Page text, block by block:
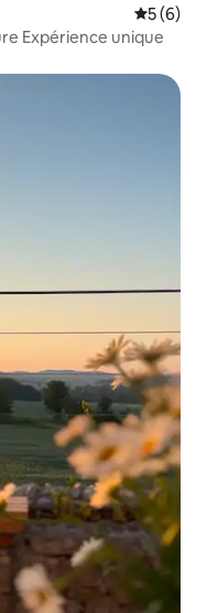
5 (6)
Expérience unique